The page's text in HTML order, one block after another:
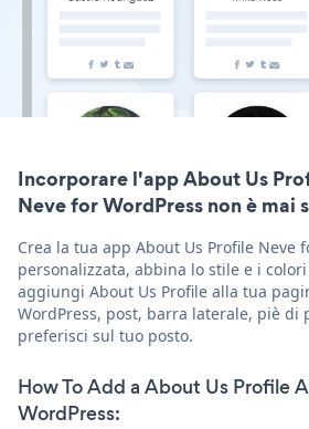
Incorporare l'app About Us
Neve for WordPress non è mai
Crea la tua app About Us Profile Neve
personalizzata, abbina lo stile e i
aggiungi About Us Profile alla tua
WordPress, post, barra laterale, piè di
preferisci sul tuo posto.
How To Add a About Us Profile
WordPress: